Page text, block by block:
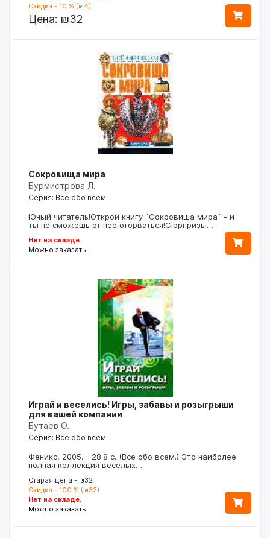
Скидка - 10 % (₪4)
Цена: ₪32
Сокровища мира
Бурмистрова Л.
Серия: Все обо всем
Юный читатель!Открой книгу `Сокровища мира` - и
ты не сможешь от нее оторваться!Сюрпризы…
Нет на складе.
Можно заказать.
Играй и веселись! Игры, забавы и розыгрыши
для вашей компании
Бутаев О.
Серия: Все обо всем
Феникс, 2005. - 28.8 с. (Все обо всем.) Это наиболее
полная коллекция веселых…
Старая цена - ₪32
Скидка - 100 % (₪32)
Нет на складе.
Можно заказать.